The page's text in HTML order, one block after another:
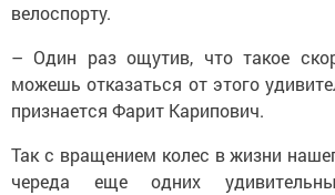
велоспорту.
– Один раз ощутив, что такое
можешь отказаться от этого
признается Фарит Карипович.
Так с вращением колес в жизни
череда еще одних